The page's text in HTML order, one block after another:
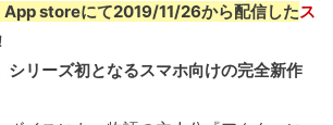
storeにて2019/11/26から配信したス
！
シリーズ初となるスマホ向けの完全新作